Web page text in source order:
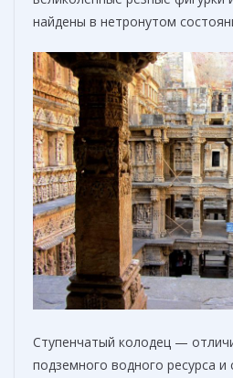
найдены в нетронутом
Ступенчатый колодец —
подземного водного ресурса